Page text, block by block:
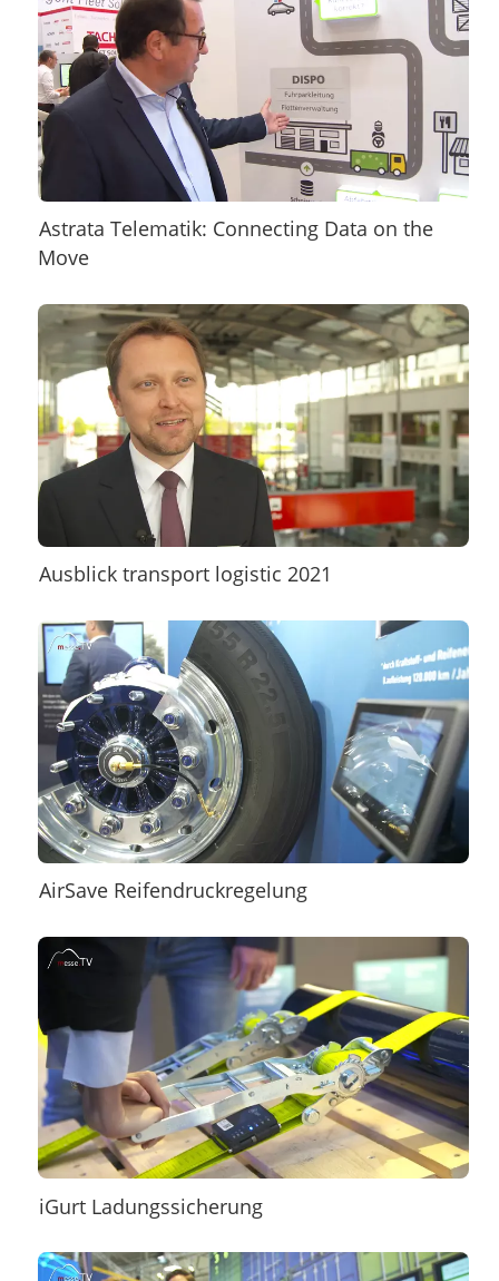
Astrata Telematik: Connecting Data on the
Move
Ausblick transport logistic 2021
AirSave Reifendruckregelung
iGurt Ladungssicherung